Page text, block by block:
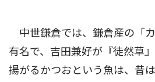
中世鎌倉では、鎌倉産の「
有名で、吉田兼好が『徒然草
揚がるかつおという魚は、昔